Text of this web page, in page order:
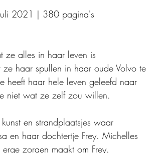
2021 | 380 pagina's
ze alles in haar leven is
haar spullen in haar oude Volvo te
heeft haar hele leven geleefd naar
niet wat ze zelf zou willen.
en strandplaatsjes waar
en haar dochtertje Frey. Michelles
zorgen maakt om Frey.